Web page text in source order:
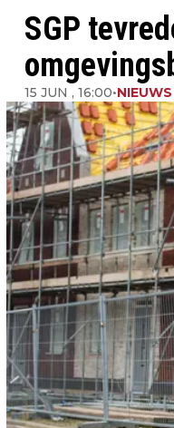
SGP
15 JUN , 16:00•NIEUWS